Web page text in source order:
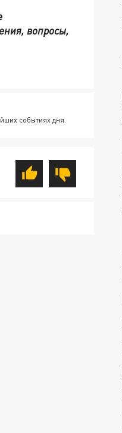
вопросы,
событиях дня.